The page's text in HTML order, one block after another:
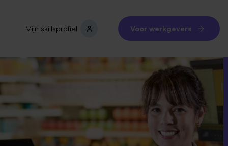
Mijn skillsprofiel Voor werkgevers